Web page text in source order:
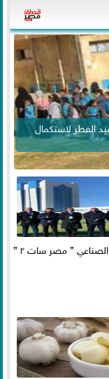
الفطر لاستكمال
” مصر سات ٢ ”